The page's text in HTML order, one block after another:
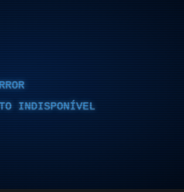
INDISPONÍVEL